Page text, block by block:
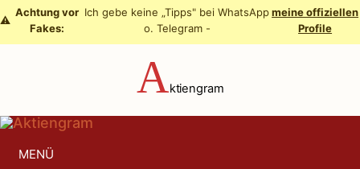
Zum
Inhalt
⚠️
Achtung vor
Fakes:
Ich gebe keine „Tipps" bei WhatsApp
o. Telegram -
meine offiziellen
Profile
Aktiengram
MENÜ